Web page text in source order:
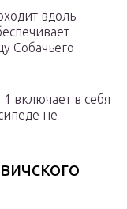
вдоль
Собачьего
включает в себя
не